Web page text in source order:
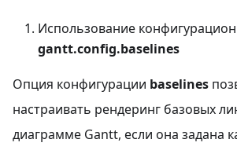
Использование
gantt.config.baselines
Опция конфигурации baselines
настраивать рендеринг базовых
диаграмме Gantt, если она задана